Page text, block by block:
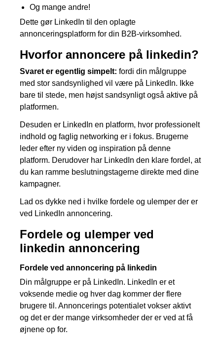
Og mange andre!
Dette gør LinkedIn til den oplagte
annonceringsplatform for din B2B-virksomhed.
Hvorfor annoncere på linkedin?
Svaret er egentlig simpelt: fordi din målgruppe
med stor sandsynlighed vil være på LinkedIn. Ikke
bare til stede, men højst sandsynligt også aktive på
platformen.
Desuden er LinkedIn en platform, hvor professionelt
indhold og faglig networking er i fokus. Brugerne
leder efter ny viden og inspiration på denne
platform. Derudover har LinkedIn den klare fordel, at
du kan ramme beslutningstagerne direkte med dine
kampagner.
Lad os dykke ned i hvilke fordele og ulemper der er
ved LinkedIn annoncering.
Fordele og ulemper ved
linkedin annoncering
Fordele ved annoncering på linkedin
Din målgruppe er på LinkedIn. LinkedIn er et
voksende medie og hver dag kommer der flere
brugere til. Annoncerings potentialet vokser aktivt
og det er der mange virksomheder der er ved at få
øjnene op for.